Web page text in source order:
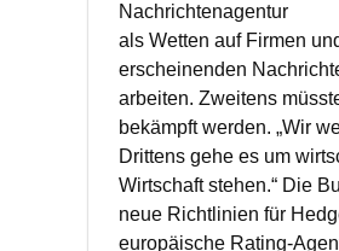
als Wetten auf Firmen
erscheinenden
arbeiten. Zweitens
bekämpft werden. „Wir
Drittens gehe es um
Wirtschaft stehen.“ Die
neue Richtlinien für
europäische Rating-